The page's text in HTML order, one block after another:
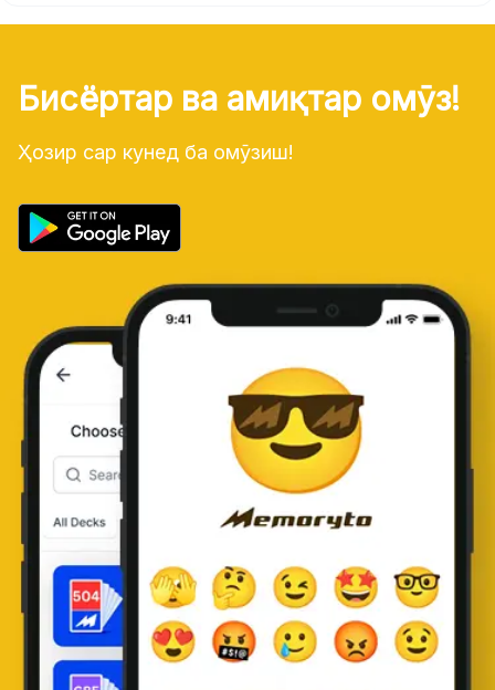
Бисёртар ва амиқтар омӯз!
Ҳозир сар кунед ба омӯзиш!